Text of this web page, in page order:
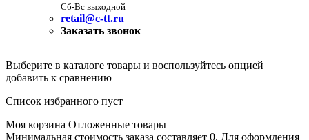
Сб-Вс выходной
retail@c-tt.ru
Заказать звонок
Выберите в каталоге товары и воспользуйтесь опцией
добавить к сравнению
Список избранного пуст
Моя корзина Отложенные товары
Минимальная стоимость заказа составляет 0. Для оформления